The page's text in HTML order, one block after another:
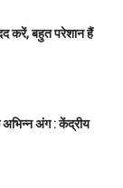
करें, बहुत परेशान हैं
अभिन्न अंग : केंद्रीय